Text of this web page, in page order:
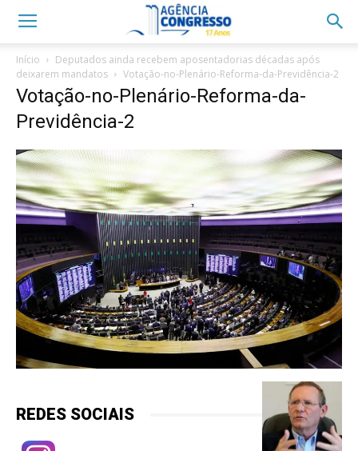
Início
Deputados ainda recebem aposentadorias décadas após
deixarem mandatos
Votação-no-Plenário-Reforma-da-Previdência-2
Votação-no-Plenário-Reforma-da-
Previdência-2
REDES SOCIAIS